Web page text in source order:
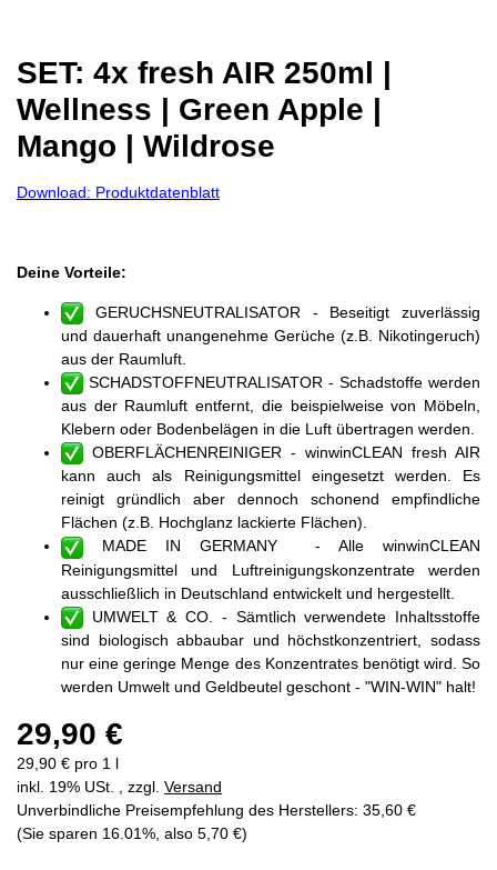
SET: 4x fresh AIR 250ml |
Wellness | Green Apple |
Mango | Wildrose
Download: Produktdatenblatt
Deine Vorteile:
GERUCHSNEUTRALISATOR - Beseitigt zuverlässig
und dauerhaft unangenehme Gerüche (z.B. Nikotingeruch)
aus der Raumluft.
SCHADSTOFFNEUTRALISATOR - Schadstoffe werden
aus der Raumluft entfernt, die beispielweise von Möbeln,
Klebern oder Bodenbelägen in die Luft übertragen werden.
OBERFLÄCHENREINIGER - winwinCLEAN fresh AIR
kann auch als Reinigungsmittel eingesetzt werden. Es
reinigt gründlich aber dennoch schonend empfindliche
Flächen (z.B. Hochglanz lackierte Flächen).
MADE IN GERMANY - Alle winwinCLEAN
Reinigungsmittel und Luftreinigungskonzentrate werden
ausschließlich in Deutschland entwickelt und hergestellt.
UMWELT & CO. - Sämtlich verwendete Inhaltsstoffe
sind biologisch abbaubar und höchstkonzentriert, sodass
nur eine geringe Menge des Konzentrates benötigt wird. So
werden Umwelt und Geldbeutel geschont - "WIN-WIN" halt!
29,90 €
29,90 € pro 1 l
inkl. 19% USt. , zzgl. Versand
Unverbindliche Preisempfehlung des Herstellers: 35,60 €
(Sie sparen 16.01% , also 5,70 €)